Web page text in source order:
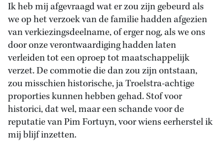
Ik heb mij afgevraagd wat er zou zijn gebeurd als
we op het verzoek van de familie hadden afgezien
van verkiezingsdeelname, of erger nog, als we ons
door onze verontwaardiging hadden laten
verleiden tot een oproep tot maatschappelijk
verzet. De commotie die dan zou zijn ontstaan,
zou misschien historische, ja Troelstra-achtige
proporties kunnen hebben gehad. Stof voor
historici, dat wel, maar een schande voor de
reputatie van Pim Fortuyn, voor wiens eerherstel ik
mij blijf inzetten.